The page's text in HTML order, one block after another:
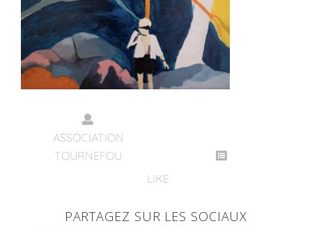
ASSOCIATION
TOURNEFOU
LIKE
PARTAGEZ SUR LES SOCIAUX